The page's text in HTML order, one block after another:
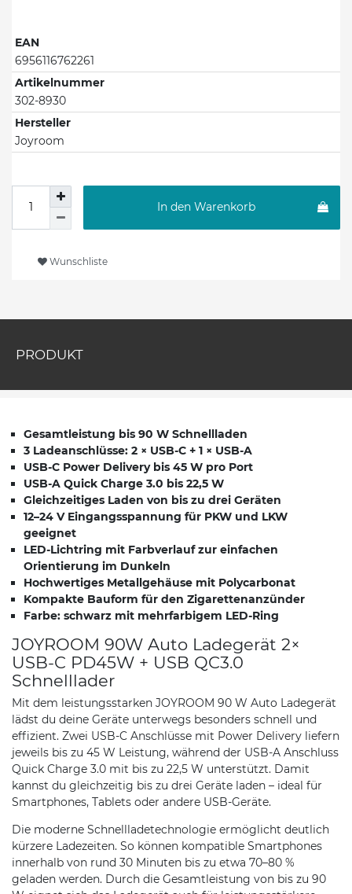
EAN
6956116762261
Artikelnummer
302-8930
Hersteller
Joyroom
In den Warenkorb
Wunschliste
PRODUKT
Gesamtleistung bis 90 W Schnellladen
3 Ladeanschlüsse: 2 × USB-C + 1 × USB-A
USB-C Power Delivery bis 45 W pro Port
USB-A Quick Charge 3.0 bis 22,5 W
Gleichzeitiges Laden von bis zu drei Geräten
12–24 V Eingangsspannung für PKW und LKW
geeignet
LED-Lichtring mit Farbverlauf zur einfachen
Orientierung im Dunkeln
Hochwertiges Metallgehäuse mit Polycarbonat
Kompakte Bauform für den Zigarettenanzünder
Farbe: schwarz mit mehrfarbigem LED-Ring
JOYROOM 90W Auto Ladegerät 2×
USB-C PD45W + USB QC3.0
Schnelllader
Mit dem leistungsstarken JOYROOM 90 W Auto Ladegerät
lädst du deine Geräte unterwegs besonders schnell und
effizient. Zwei USB-C Anschlüsse mit Power Delivery liefern
jeweils bis zu 45 W Leistung, während der USB-A Anschluss
Quick Charge 3.0 mit bis zu 22,5 W unterstützt. Damit
kannst du gleichzeitig bis zu drei Geräte laden – ideal für
Smartphones, Tablets oder andere USB-Geräte.
Die moderne Schnellladetechnologie ermöglicht deutlich
kürzere Ladezeiten. So können kompatible Smartphones
innerhalb von rund 30 Minuten bis zu etwa 70–80 %
geladen werden. Durch die Gesamtleistung von bis zu 90